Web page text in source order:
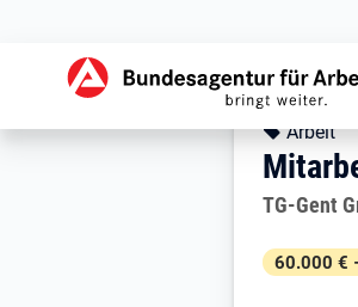
Arbeit
TG-Gent
60.000 €